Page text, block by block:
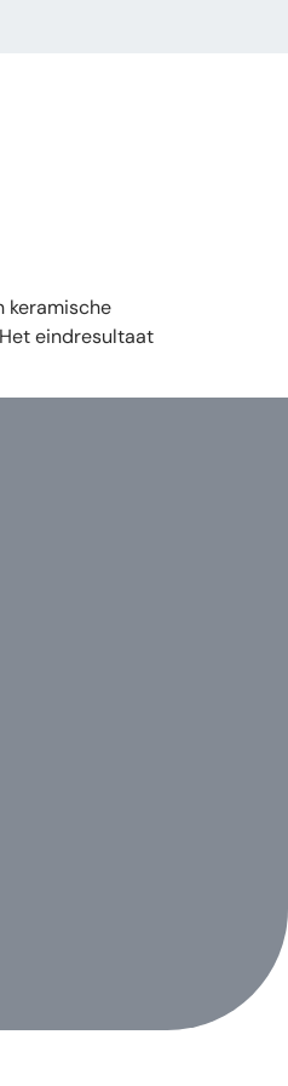
keramische
eindresultaat